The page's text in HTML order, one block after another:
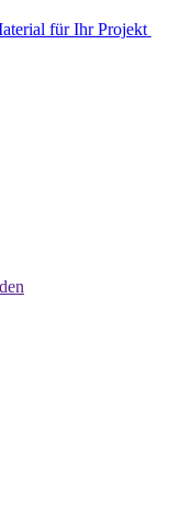
für Ihr Projekt